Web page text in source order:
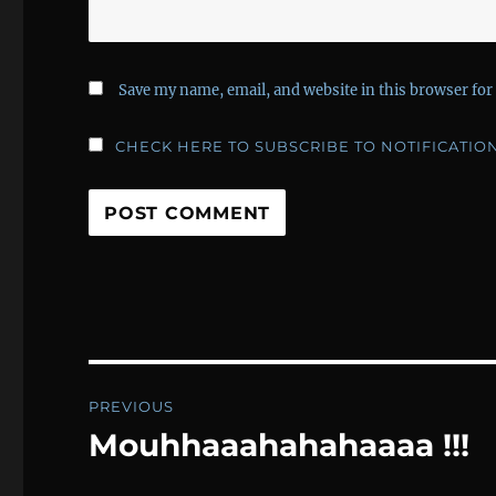
Save my name, email, and website in this browser
CHECK HERE TO SUBSCRIBE TO
navigation
PREVIOUS
Previous
Mouhhaaahahahaaaa !!!